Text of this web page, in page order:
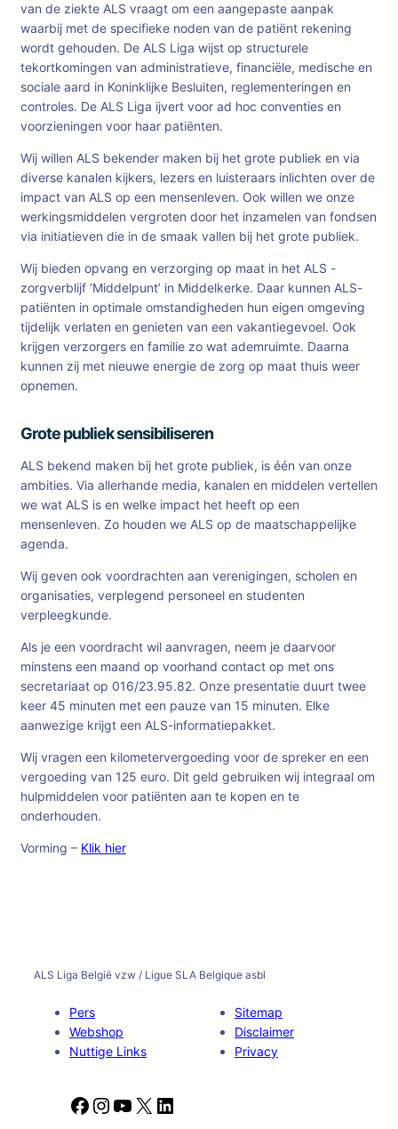
van de ziekte ALS vraagt om een aangepaste aanpak
waarbij met de specifieke noden van de patiënt rekening
wordt gehouden. De ALS Liga wijst op structurele
tekortkomingen van administratieve, financiële, medische en
sociale aard in Koninklijke Besluiten, reglementeringen en
controles. De ALS Liga ijvert voor ad hoc conventies en
voorzieningen voor haar patiënten.
Wij willen ALS bekender maken bij het grote publiek en via
diverse kanalen kijkers, lezers en luisteraars inlichten over de
impact van ALS op een mensenleven. Ook willen we onze
werkingsmiddelen vergroten door het inzamelen van fondsen
via initiatieven die in de smaak vallen bij het grote publiek.
Wij bieden opvang en verzorging op maat in het ALS -
zorgverblijf ‘Middelpunt’ in Middelkerke. Daar kunnen ALS-
patiënten in optimale omstandigheden hun eigen omgeving
tijdelijk verlaten en genieten van een vakantiegevoel. Ook
krijgen verzorgers en familie zo wat ademruimte. Daarna
kunnen zij met nieuwe energie de zorg op maat thuis weer
opnemen.
Grote publiek sensibiliseren
ALS bekend maken bij het grote publiek, is één van onze
ambities. Via allerhande media, kanalen en middelen vertellen
we wat ALS is en welke impact het heeft op een
mensenleven. Zo houden we ALS op de maatschappelijke
agenda.
Wij geven ook voordrachten aan verenigingen, scholen en
organisaties, verplegend personeel en studenten
verpleegkunde.
Als je een voordracht wil aanvragen, neem je daarvoor
minstens een maand op voorhand contact op met ons
secretariaat op 016/23.95.82. Onze presentatie duurt twee
keer 45 minuten met een pauze van 15 minuten. Elke
aanwezige krijgt een ALS-informatiepakket.
Wij vragen een kilometervergoeding voor de spreker en een
vergoeding van 125 euro. Dit geld gebruiken wij integraal om
hulpmiddelen voor patiënten aan te kopen en te
onderhouden.
Vorming – Klik hier
ALS Liga België vzw / Ligue SLA Belgique asbl
Pers
Webshop
Nuttige Links
Sitemap
Disclaimer
Privacy
F
I
Y
X